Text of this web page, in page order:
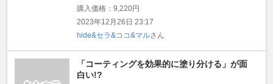
購入価格：9,220円
2023年12月26日 23:17
hide&セラ&ココ&マルさん
「コーティングを効果的に塗り分ける」が面
白い!?